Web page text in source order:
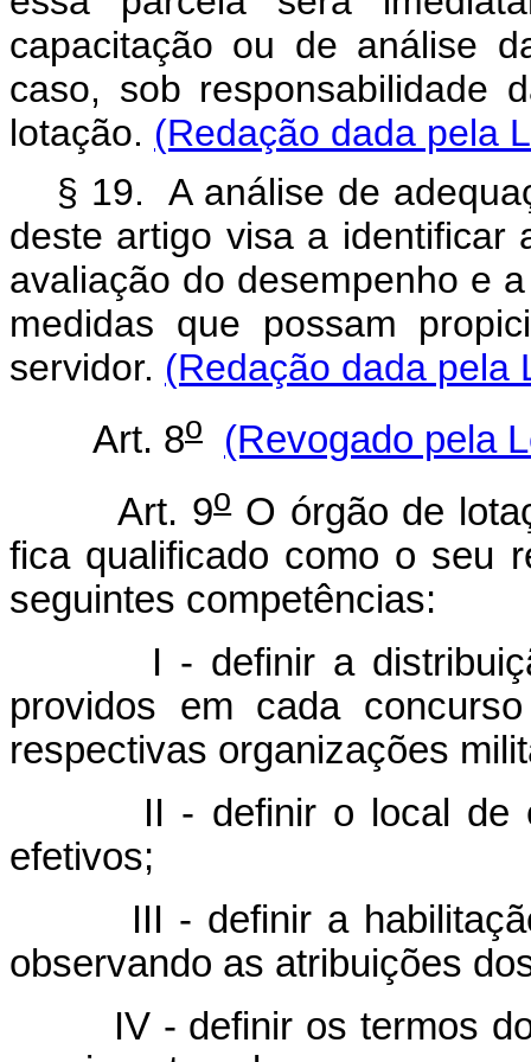
capacitação ou de análise
caso, sob responsabilidade
lotação. (Redação dada pela
§ 19. A análise de
deste artigo visa a identificar
avaliação do desempenho e
medidas que possam
servidor. (Redação dada pela
Art. 8o
(Revogado pela
Art. 9oO órgão de
fica qualificado como o seu
seguintes competências:
I - definir a distribuição
providos em cada
respectivas organizações
II - definir o local de
efetivos;
III - definir a habilitação
observando as atribuições
IV - definir os termos